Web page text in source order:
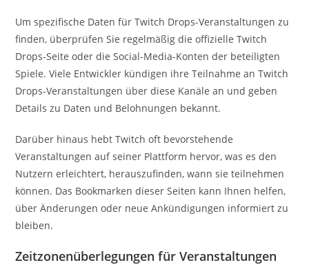
Um spezifische Daten für Twitch Drops-Veranstaltungen zu
finden, überprüfen Sie regelmäßig die offizielle Twitch
Drops-Seite oder die Social-Media-Konten der beteiligten
Spiele. Viele Entwickler kündigen ihre Teilnahme an Twitch
Drops-Veranstaltungen über diese Kanäle an und geben
Details zu Daten und Belohnungen bekannt.
Darüber hinaus hebt Twitch oft bevorstehende
Veranstaltungen auf seiner Plattform hervor, was es den
Nutzern erleichtert, herauszufinden, wann sie teilnehmen
können. Das Bookmarken dieser Seiten kann Ihnen helfen,
über Änderungen oder neue Ankündigungen informiert zu
bleiben.
Zeitzonenüberlegungen für Veranstaltungen